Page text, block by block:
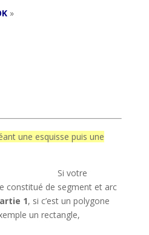
»
une esquisse puis une
Si votre
constitué de segment et arc
1, si c’est un polygone
un rectangle,